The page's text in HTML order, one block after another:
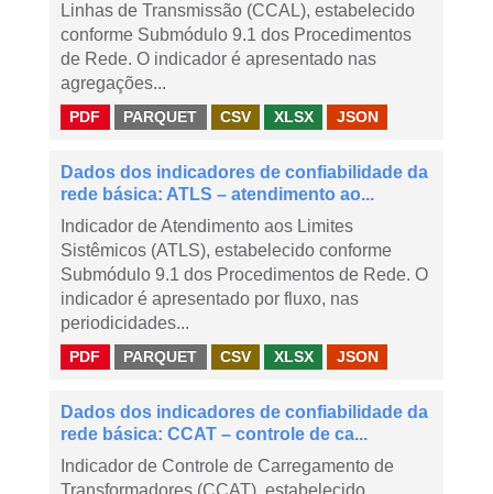
Linhas de Transmissão (CCAL), estabelecido
conforme Submódulo 9.1 dos Procedimentos
de Rede. O indicador é apresentado nas
agregações...
PDF PARQUET CSV XLSX JSON
Dados dos indicadores de confiabilidade da
rede básica: ATLS – atendimento ao...
Indicador de Atendimento aos Limites
Sistêmicos (ATLS), estabelecido conforme
Submódulo 9.1 dos Procedimentos de Rede. O
indicador é apresentado por fluxo, nas
periodicidades...
PDF PARQUET CSV XLSX JSON
Dados dos indicadores de confiabilidade da
rede básica: CCAT – controle de ca...
Indicador de Controle de Carregamento de
Transformadores (CCAT), estabelecido